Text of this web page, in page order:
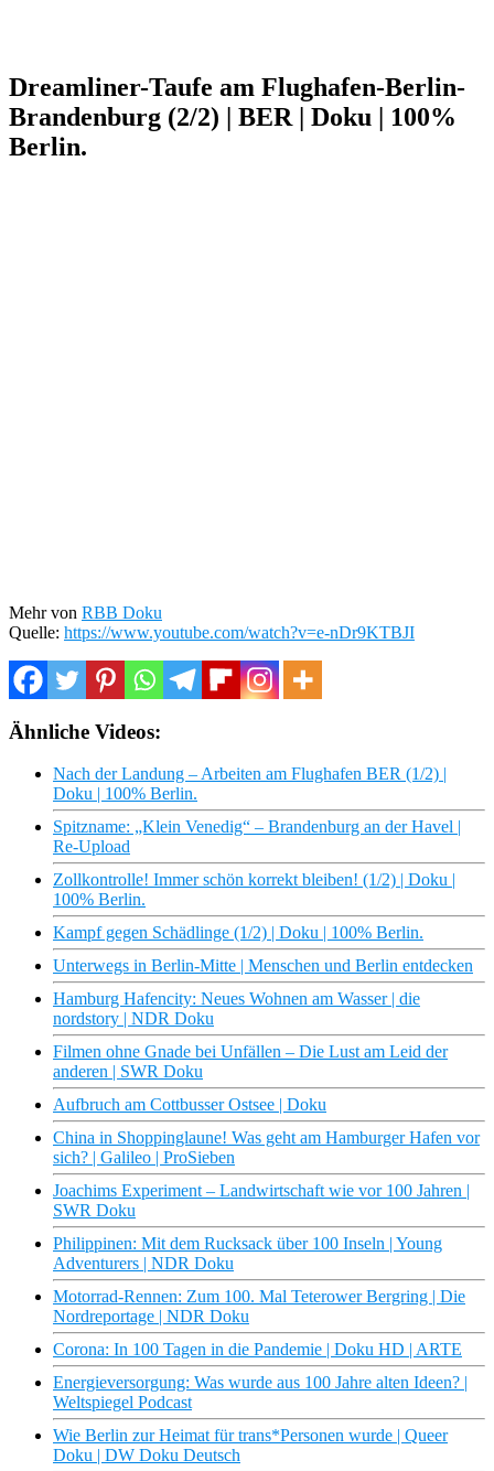
Dreamliner-Taufe am Flughafen-Berlin-
Brandenburg (2/2) | BER | Doku | 100%
Berlin.
Mehr von RBB Doku
Quelle: https://www.youtube.com/watch?v=e-nDr9KTBJI
Ähnliche Videos:
Nach der Landung – Arbeiten am Flughafen BER (1/2) |
Doku | 100% Berlin.
Spitzname: „Klein Venedig“ – Brandenburg an der Havel |
Re-Upload
Zollkontrolle! Immer schön korrekt bleiben! (1/2) | Doku |
100% Berlin.
Kampf gegen Schädlinge (1/2) | Doku | 100% Berlin.
Unterwegs in Berlin-Mitte | Menschen und Berlin entdecken
Hamburg Hafencity: Neues Wohnen am Wasser | die
nordstory | NDR Doku
Filmen ohne Gnade bei Unfällen – Die Lust am Leid der
anderen | SWR Doku
Aufbruch am Cottbusser Ostsee | Doku
China in Shoppinglaune! Was geht am Hamburger Hafen vor
sich? | Galileo | ProSieben
Joachims Experiment – Landwirtschaft wie vor 100 Jahren |
SWR Doku
Philippinen: Mit dem Rucksack über 100 Inseln | Young
Adventurers | NDR Doku
Motorrad-Rennen: Zum 100. Mal Teterower Bergring | Die
Nordreportage | NDR Doku
Corona: In 100 Tagen in die Pandemie | Doku HD | ARTE
Energieversorgung: Was wurde aus 100 Jahre alten Ideen? |
Weltspiegel Podcast
Wie Berlin zur Heimat für trans*Personen wurde | Queer
Doku | DW Doku Deutsch